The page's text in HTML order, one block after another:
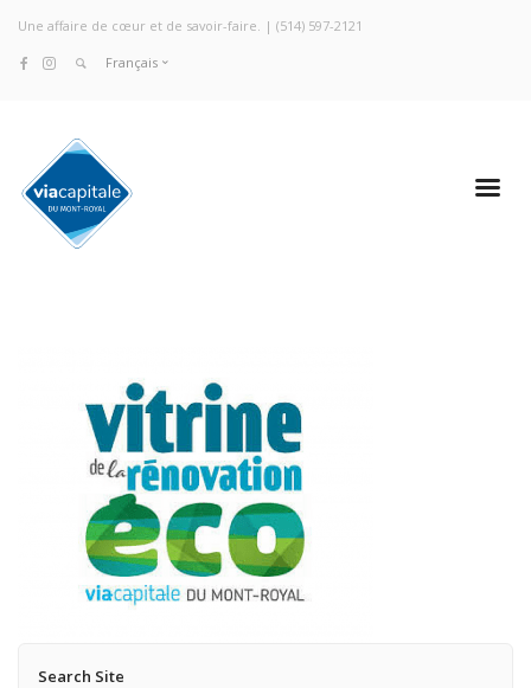
Une affaire de cœur et de savoir-faire. | (514) 597-2121
Français
Search Site